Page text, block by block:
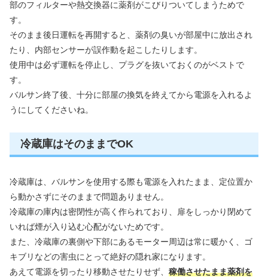
部のフィルターや熱交換器に薬剤がこびりついてしまうためで
す。
そのまま後日運転を再開すると、薬剤の臭いが部屋中に放出され
たり、内部センサーが誤作動を起こしたりします。
使用中は必ず運転を停止し、プラグを抜いておくのがベストで
す。
バルサン終了後、十分に部屋の換気を終えてから電源を入れるよ
うにしてくださいね。
冷蔵庫はそのままでOK
冷蔵庫は、バルサンを使用する際も電源を入れたまま、定位置か
ら動かさずにそのままで問題ありません。
冷蔵庫の庫内は密閉性が高く作られており、扉をしっかり閉めて
いれば煙が入り込む心配がないためです。
また、冷蔵庫の裏側や下部にあるモーター周辺は常に暖かく、ゴ
キブリなどの害虫にとって絶好の隠れ家になります。
あえて電源を切ったり移動させたりせず、 稼働させたまま薬剤を